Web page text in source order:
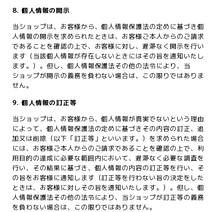
8. 個人情報の開示
当ショップは、お客様から、個人情報保護法の定めに基づき個
人情報の開示を求められたときは、お客様ご本人からのご請求
であることを確認の上で、お客様に対し、遅滞なく開示を行い
ます（当該個人情報が存在しないときにはその旨を通知いたし
ます。）。但し、個人情報保護法その他の法令により、当
ショップが開示の義務を負わない場合は、この限りではありま
せん。
9. 個人情報の訂正等
当ショップは、お客様から、個人情報が真実でないという理由
によって、個人情報保護法の定めに基づきその内容の訂正、追
加又は削除（以下「訂正等」といいます。）を求められた場合
には、お客様ご本人からのご請求であることを確認の上で、利
用目的の達成に必要な範囲内において、遅滞なく必要な調査を
行い、その結果に基づき、個人情報の内容の訂正等を行い、そ
の旨をお客様に通知します（訂正等を行わない旨の決定をした
ときは、お客様に対しその旨を通知いたします。）。但し、個
人情報保護法その他の法令により、当ショップが訂正等の義務
を負わない場合は、この限りではありません。